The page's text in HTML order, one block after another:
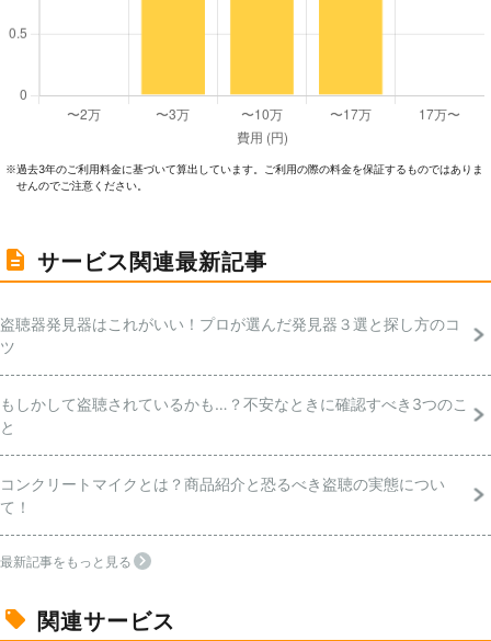
※過去3年のご利⽤料⾦に基づいて算出しています。ご利⽤の際の料⾦を保証するものではありま
せんのでご注意ください。
サービス関連最新記事
盗聴器発見器はこれがいい！プロが選んだ発見器３選と探し方のコ
ツ
もしかして盗聴されているかも…？不安なときに確認すべき3つのこ
と
コンクリートマイクとは？商品紹介と恐るべき盗聴の実態につい
て！
最新記事をもっと見る
関連サービス